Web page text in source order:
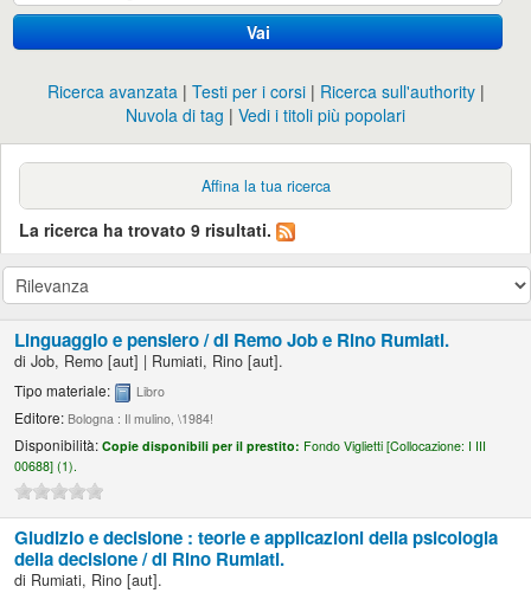
Vai
Ricerca avanzata Testi per i corsi
Ricerca sull'authority
Nuvola di tag
Vedi i titoli più popolari
Affina la tua ricerca
La ricerca ha trovato 9 risultati.
Linguaggio e pensiero /di Remo Job e Rino Rumiati.
diJob, Remo [aut] | Rumiati, Rino [aut].
Tipo materiale: Libro
Editore: Bologna : Il mulino, \1984!
Disponibilità:Copie disponibili per il prestito: Fondo Viglietti [Collocazione: I III
00688] (1).
Giudizio e decisione : teorie e applicazioni della psicologia
della decisione /di Rino Rumiati.
di Rumiati, Rino [aut].